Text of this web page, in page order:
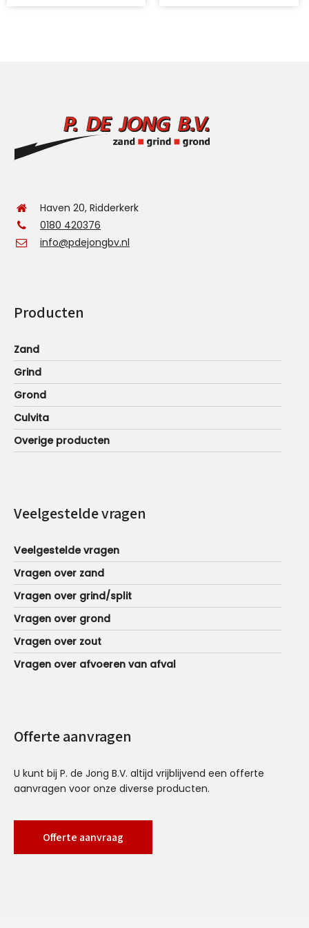
productpagina
Haven 20, Ridderkerk
0180 420376
info@pdejongbv.nl
Producten
Zand
Grind
Grond
Culvita
Overige producten
Veelgestelde vragen
Veelgestelde vragen
Vragen over zand
Vragen over grind/split
Vragen over grond
Vragen over zout
Vragen over afvoeren van afval
Offerte aanvragen
U kunt bij P. de Jong B.V. altijd vrijblijvend een offerte
aanvragen voor onze diverse producten.
Offerte aanvraag